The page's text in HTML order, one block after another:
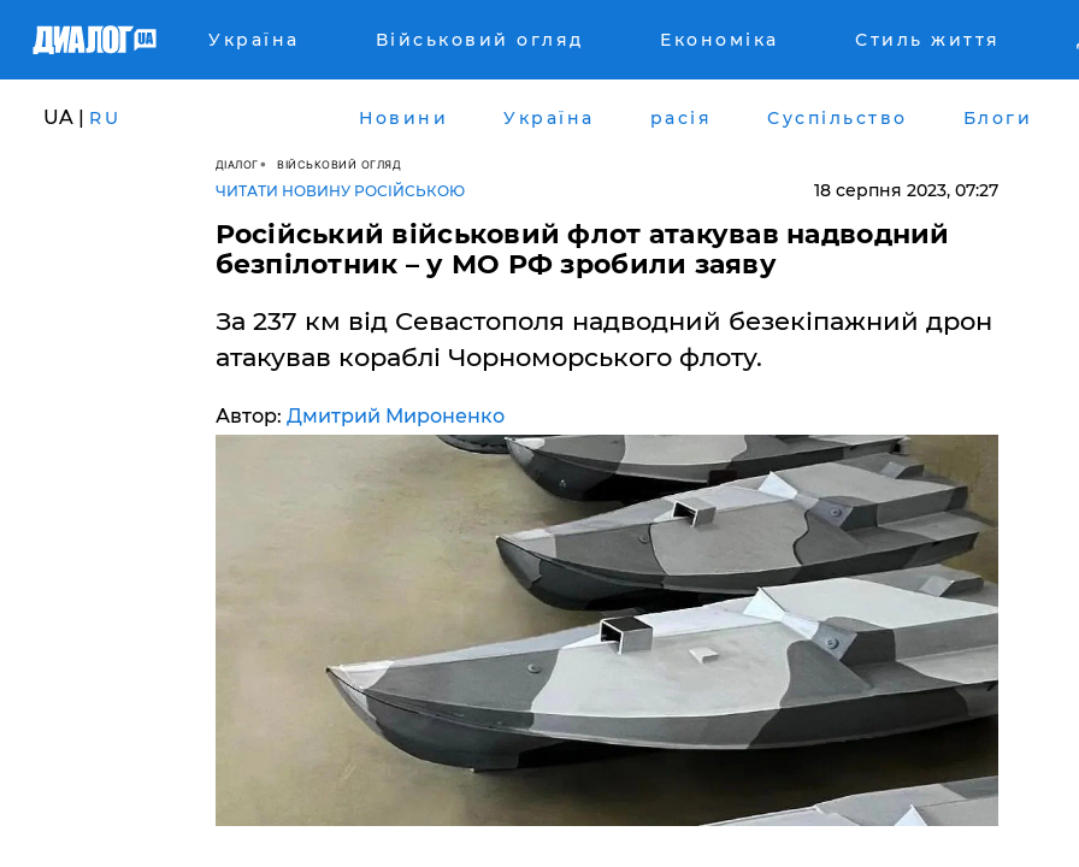
Україна Військовий огляд Економіка Стиль життя
UA | RU Новини Україна расія Суспільство Блоги
ДІАЛОГ ВІЙСЬКОВИЙ ОГЛЯД
ЧИТАТИ НОВИНУ РОСІЙСЬКОЮ 18 серпня 2023, 07:27
Російський військовий флот атакував надводний
безпілотник – у МО РФ зробили заяву
За 237 км від Севастополя надводний безекіпажний дрон
атакував кораблі Чорноморського флоту.
Автор: Дмитрий Мироненко